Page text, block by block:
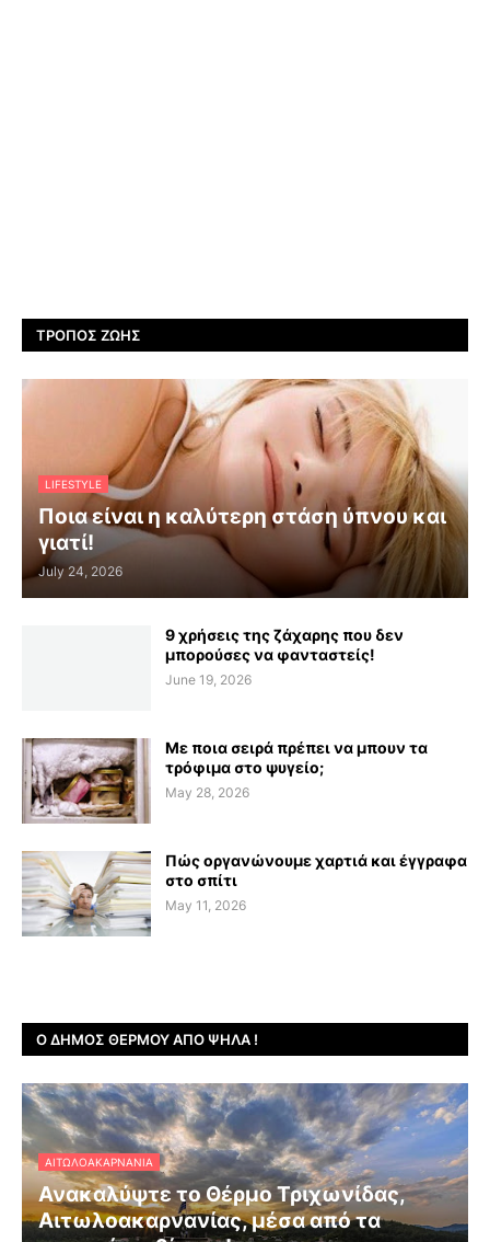
ΤΡΌΠΟΣ ΖΩΉΣ
LIFESTYLE
Ποια είναι η καλύτερη στάση ύπνου και
γιατί!
July 24, 2026
9 χρήσεις της ζάχαρης που δεν
μπορούσες να φανταστείς!
June 19, 2026
Με ποια σειρά πρέπει να μπουν τα
τρόφιμα στο ψυγείο;
May 28, 2026
Πώς οργανώνουμε χαρτιά και έγγραφα
στο σπίτι
May 11, 2026
Ο ΔΉΜΟΣ ΘΈΡΜΟΥ ΑΠΌ ΨΗΛΆ !
ΑΙΤΩΛΟΑΚΑΡΝΑΝΊΑ
Ανακαλύψτε το Θέρμο Τριχωνίδας,
Αιτωλοακαρνανίας, μέσα από τα